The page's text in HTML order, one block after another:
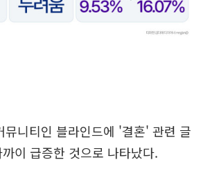
뮤니티인 블라인드에 '결혼' 관련 글
이 급증한 것으로 나타났다.